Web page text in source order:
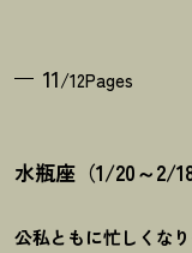
11/12Pages
水瓶座（1/20～2/
公私ともに忙しくな